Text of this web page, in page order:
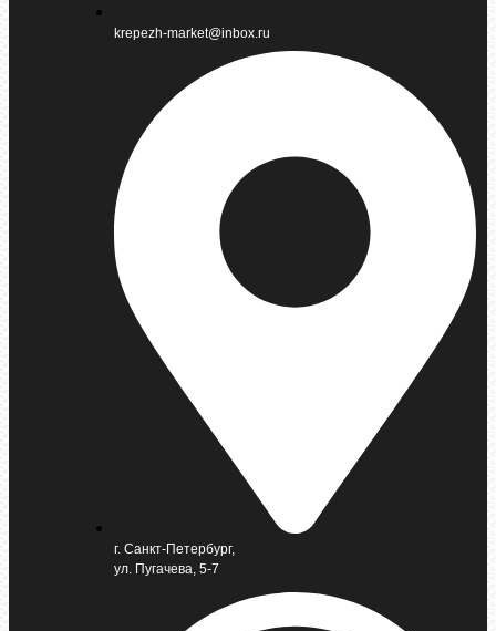
krepezh-market@inbox.ru
г. Санкт-Петербург,
ул. Пугачева, 5-7